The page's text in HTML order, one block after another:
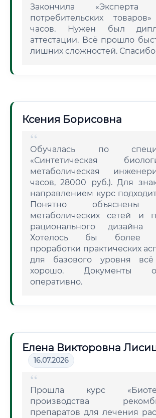
Закончила «Эксперта
потребительских
часов. Нужен был
аттестации. Всё прошло
лишних сложностей.
Ксения Борисовна
Обучалась по
«Синтетическая
метаболическая
часов, 28000 руб.). Для
направлением курс
Понятно объяснены
метаболических сетей и
рационального дизайна
Хотелось бы более
проработки практических
для базового уровня всё
хорошо. Документы
оперативно.
Елена Викторовна
16.07.2026
Прошла курс
производства
препаратов для лечения